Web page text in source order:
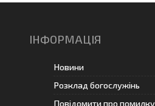
ІНФОРМАЦІЯ
Новини
Розклад богослужінь
Повідомити про помилку